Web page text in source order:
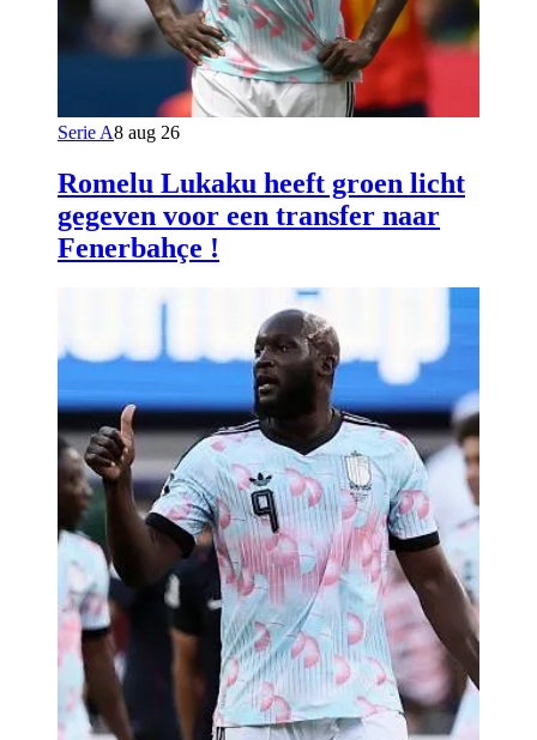
Serie A8 aug 26
Romelu Lukaku heeft groen licht
gegeven voor een transfer naar
Fenerbahçe !